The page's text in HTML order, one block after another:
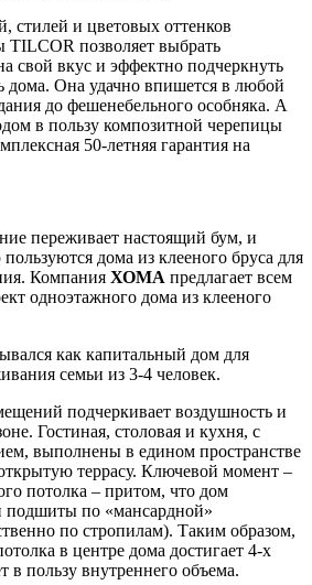
стилей и цветовых оттенков
TILCOR позволяет выбрать
свой вкус и эффектно подчеркнуть
дома. Она удачно впишется в любой
до фешенебельного особняка. А
в пользу композитной черепицы
50-летняя гарантия на
переживает настоящий бум, и
дома из клееного бруса для
Компания ХОМА предлагает всем
одноэтажного дома из клееного
как капитальный дом для
семьи из 3-4 человек.
подчеркивает воздушность и
Гостиная, столовая и кухня, с
выполнены в едином пространстве
террасу. Ключевой момент –
потолка – притом, что дом
подшиты по «мансардной»
по стропилам). Таким образом,
в центре дома достигает 4-х
в пользу внутреннего объема.